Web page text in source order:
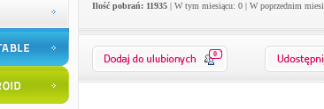
Ilość pobrań: 11935| W tym miesiącu: 0 | W poprzednim
0